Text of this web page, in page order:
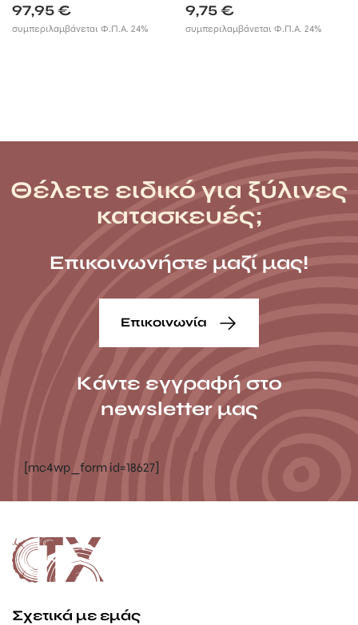
97,95€
συμπεριλαμβάνεται Φ.Π.Α. 24%
9,75€
συμπεριλαμβάνεται Φ.Π.Α. 24%
Θέλετε ειδικό για ξύλινες
κατασκευές;
Επικοινωνήστε μαζί μας!
Επικοινωνία
Κάντε εγγραφή στο
newsletter μας
[mc4wp_form id=18627]
Σχετικά με εμάς